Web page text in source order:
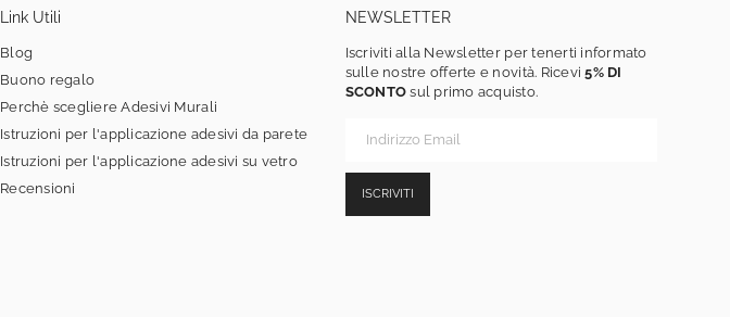
Link Utili
Blog
Buono regalo
Perchè scegliere Adesivi Murali
Istruzioni per l'applicazione adesivi da parete
Istruzioni per l'applicazione adesivi su vetro
Recensioni
NEWSLETTER
Iscriviti alla Newsletter per tenerti informato
sulle nostre offerte e novità. Ricevi5% DI
SCONTO sul primo acquisto.
ISCRIVITI